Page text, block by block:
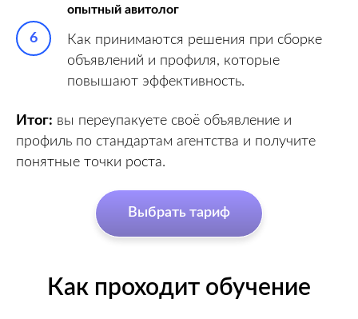
опытный авитолог
Как принимаются решения при сборке
объявлений и профиля, которые
повышают эффективность.
Итог: вы переупакуете своё объявление и
профиль по стандартам агентства и получите
понятные точки роста.
Выбрать тариф
Как проходит обучение